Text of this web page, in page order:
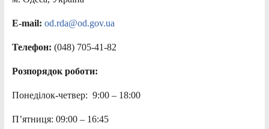
E-mail: od.rda@od.gov.ua
Телефон: (048) 705-41-82
Розпорядок роботи:
Понеділок-четвер: 9:00 – 18:00
П’ятниця: 09:00 – 16:45